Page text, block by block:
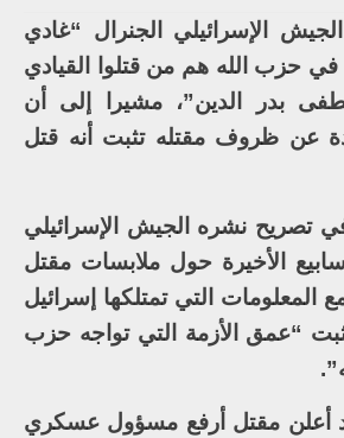
الإسرائيلي الجنرال “غادي
في حزب الله هم من قتلوا القيادي
بدر الدين”، مشيرا إلى أن
عن ظروف مقتله تثبت أنه قتل
تصريح نشره الجيش الإسرائيلي
الأخيرة حول ملابسات مقتل
المعلومات التي تمتلكها إسرائيل
“عمق الأزمة التي تواجه حزب
أعلن مقتل أرفع مسؤول عسكري